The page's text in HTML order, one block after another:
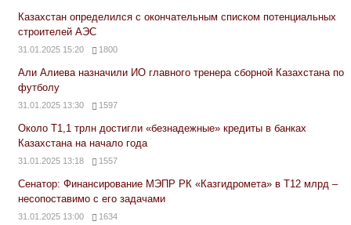
Казахстан определился с окончательным списком потенциальных
строителей АЭС
31.01.2025 15:20 1800
Али Алиева назначили ИО главного тренера сборной Казахстана по
футболу
31.01.2025 13:30 1597
Около Т1,1 трлн достигли «безнадежные» кредиты в банках
Казахстана на начало года
31.01.2025 13:18 1557
Сенатор: Финансирование МЭПР РК «Казгидромета» в Т12 млрд –
несопоставимо с его задачами
31.01.2025 13:00 1634